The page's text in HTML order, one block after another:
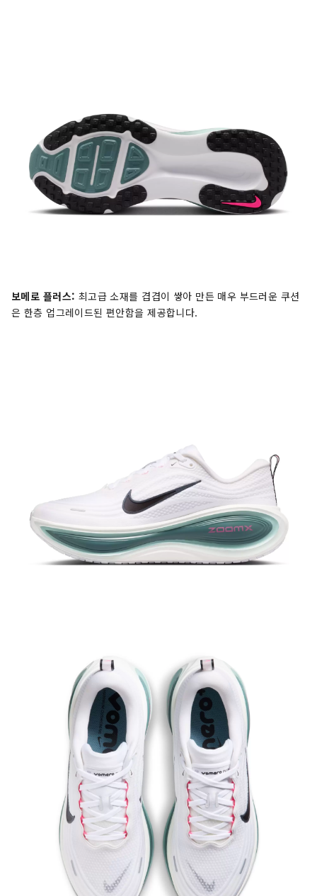
보메로 플러스: 최고급 소재를 겹겹이 쌓아 만든 매우 부드러운 쿠션
은 한층 업그레이드된 편안함을 제공합니다.